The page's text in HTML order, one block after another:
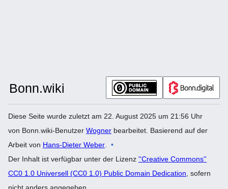
Diese Seite wurde zuletzt am 22. August 2025 um 21:56 Uhr
von Bonn.wiki-Benutzer Wogner bearbeitet. Basierend auf der
Arbeit von Hans-Dieter Weber
Der Inhalt ist verfügbar unter der Lizenz ''Creative Commons''
CC0 1.0 Universell (CC0 1.0) Public Domain Dedication , sofern